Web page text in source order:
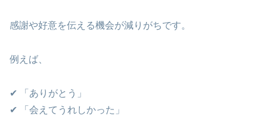
感謝や好意を伝える機会が減りがちです。
例えば、
✔ 「ありがとう」
✔ 「会えてうれしかった」